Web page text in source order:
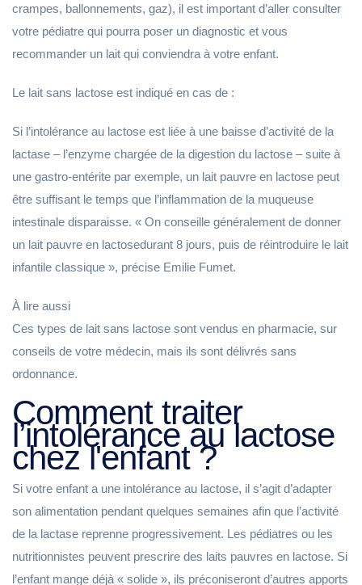
crampes, ballonnements, gaz), il est important d’aller consulter
votre pédiatre qui pourra poser un diagnostic et vous
recommander un lait qui conviendra à votre enfant.
Le lait sans lactose est indiqué en cas de :
Si l’intolérance au lactose est liée à une baisse d’activité de la
lactase – l’enzyme chargée de la digestion du lactose – suite à
une gastro-entérite par exemple, un lait pauvre en lactose peut
être suffisant le temps que l’inflammation de la muqueuse
intestinale disparaisse. « On conseille généralement de donner
un lait pauvre en lactosedurant 8 jours, puis de réintroduire le lait
infantile classique », précise Emilie Fumet.
À lire aussi
Ces types de lait sans lactose sont vendus en pharmacie, sur
conseils de votre médecin, mais ils sont délivrés sans
ordonnance.
Comment traiter
l’intolérance au lactose
chez l'enfant ?
Si votre enfant a une intolérance au lactose, il s’agit d’adapter
son alimentation pendant quelques semaines afin que l’activité
de la lactase reprenne progressivement. Les pédiatres ou les
nutritionnistes peuvent prescrire des laits pauvres en lactose. Si
l’enfant mange déjà « solide », ils préconiseront d’autres apports